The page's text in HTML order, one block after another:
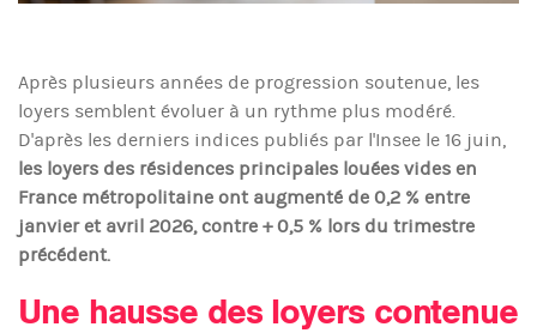
Après plusieurs années de progression soutenue, les
loyers semblent évoluer à un rythme plus modéré.
D'après les derniers indices publiés par l'Insee le 16 juin,
les loyers des résidences principales louées vides en
France métropolitaine ont augmenté de 0,2 % entre
janvier et avril 2026, contre + 0,5 % lors du trimestre
précédent.
Une hausse des loyers contenue